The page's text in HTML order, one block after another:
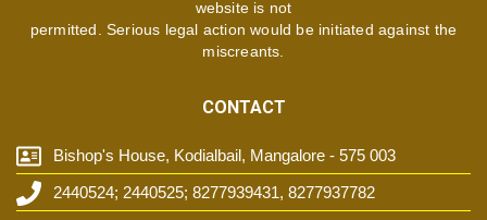
website is not
permitted. Serious legal action would be initiated against the
miscreants.
CONTACT
Bishop's House, Kodialbail, Mangalore - 575 003
2440524; 2440525; 8277939431, 8277937782